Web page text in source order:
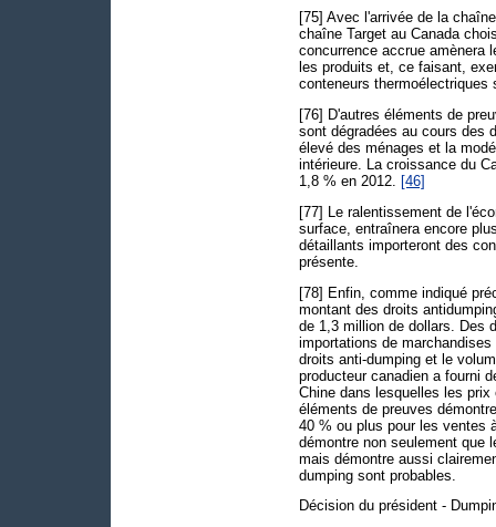
[75] Avec l'arrivée de la
chaîne Target au Canada
concurrence accrue amènera
les produits et, ce faisant,
conteneurs thermoélectriques
[76] D'autres éléments de
sont dégradées au cours des
élevé des ménages et la
intérieure. La croissance du
1,8 % en 2012. [46]
[77] Le ralentissement de
surface, entraînera encore
détaillants importeront des
présente.
[78] Enfin, comme indiqué
montant des droits
de 1,3 million de dollars. Des
importations de
droits anti-dumping et le
producteur canadien a fourni
Chine dans lesquelles les
éléments de preuves
40 % ou plus pour les ventes
démontre non seulement que
mais démontre aussi
dumping sont probables.
Décision du président -